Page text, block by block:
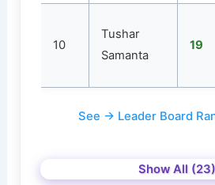
10
Tushar
Samanta
19
See → Leader Board
Show All (23)